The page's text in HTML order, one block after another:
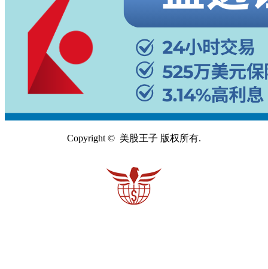
Copyright © 美股王子 版权所有.